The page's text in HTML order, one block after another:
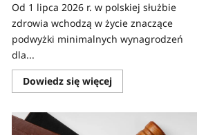
Od 1 lipca 2026 r. w polskiej służbie
zdrowia wchodzą w życie znaczące
podwyżki minimalnych wynagrodzeń
dla...
Dowiedz się więcejDowiedz
się
o
Podwyżki